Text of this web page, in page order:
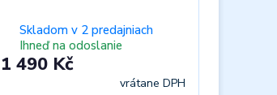
Skladom v 2 predajniach
Ihneď na odoslanie
1 490 Kč
vrátane DPH